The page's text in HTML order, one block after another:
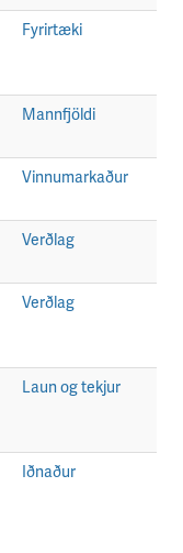
Fyrirtæki
Mannfjöldi
Vinnumarkaður
Verðlag
Verðlag
Laun og tekjur
Iðnaður